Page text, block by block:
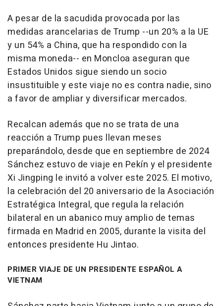
A pesar de la sacudida provocada por las
medidas arancelarias de Trump --un 20% a la UE
y un 54% a China, que ha respondido con la
misma moneda-- en Moncloa aseguran que
Estados Unidos sigue siendo un socio
insustituible y este viaje no es contra nadie, sino
a favor de ampliar y diversificar mercados.
Recalcan además que no se trata de una
reacción a Trump pues llevan meses
preparándolo, desde que en septiembre de 2024
Sánchez estuvo de viaje en Pekín y el presidente
Xi Jingping le invitó a volver este 2025. El motivo,
la celebración del 20 aniversario de la Asociación
Estratégica Integral, que regula la relación
bilateral en un abanico muy amplio de temas
firmada en Madrid en 2005, durante la visita del
entonces presidente Hu Jintao.
PRIMER VIAJE DE UN PRESIDENTE ESPAÑOL A
VIETNAM